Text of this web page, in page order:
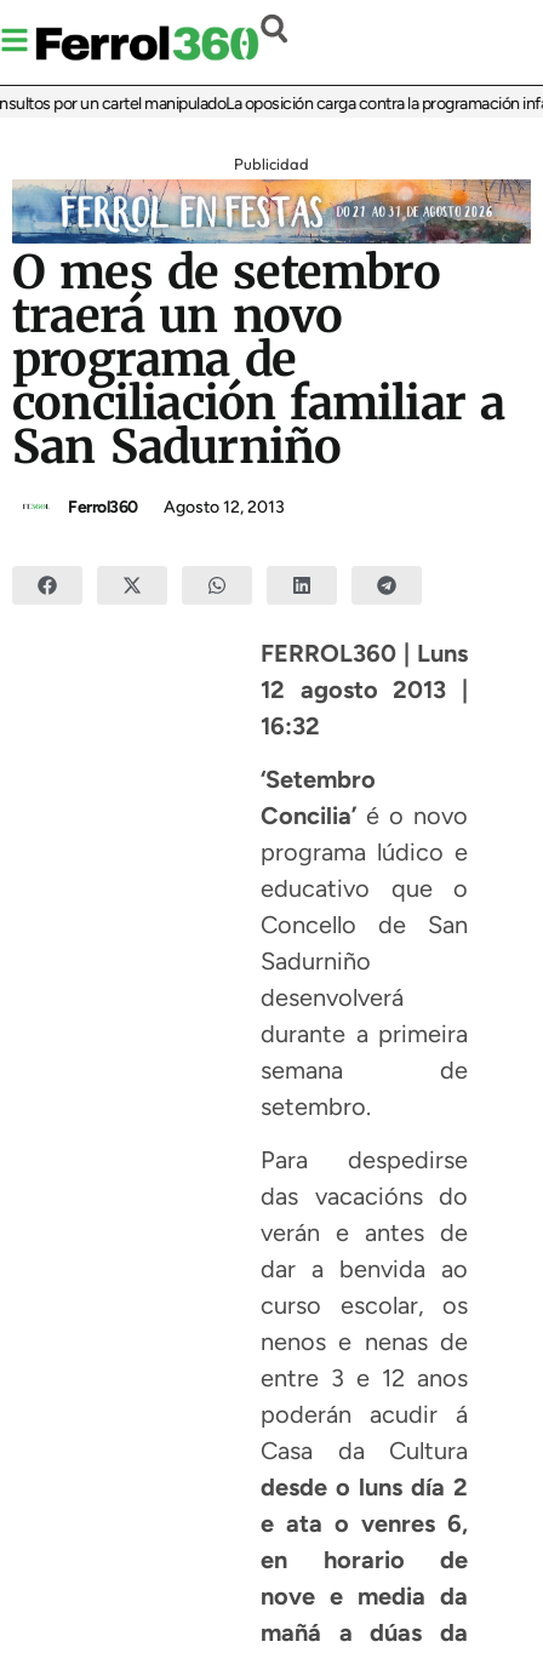
por un cartel manipuladoLa oposición carga contra la programación
Publicidad
O mes de setembro
traerá un novo
programa de
conciliación familiar a
San Sadurniño
Ferrol360 Agosto 12, 2013
FERROL360 | Luns
12 agosto 2013 |
16:32
‘Setembro
Concilia’ é o novo
programa lúdico e
educativo que o
Concello de San
Sadurniño
desenvolverá
durante a primeira
semana de
setembro.
Para despedirse
das vacacións do
verán e antes de
dar a benvida ao
curso escolar, os
nenos e nenas de
entre 3 e 12 anos
poderán acudir á
Casa da Cultura
desde o luns día 2
e ata o venres 6,
en horario de
nove e media da
mañá a dúas da